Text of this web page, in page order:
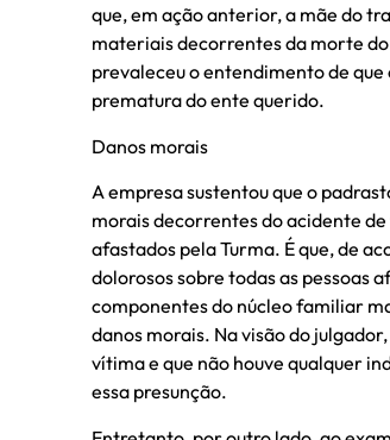
que, em ação anterior, a mãe do
materiais decorrentes da morte
prevaleceu o entendimento de
prematura do ente querido.
Danos morais
A empresa sustentou que o
morais decorrentes do acidente
afastados pela Turma. É que, de
dolorosos sobre todas as pessoas
componentes do núcleo familiar
danos morais. Na visão do
vítima e que não houve qualquer
essa presunção.